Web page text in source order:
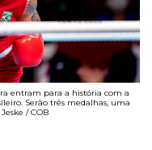
entram para a história com a
Serão três medalhas, uma
/ COB